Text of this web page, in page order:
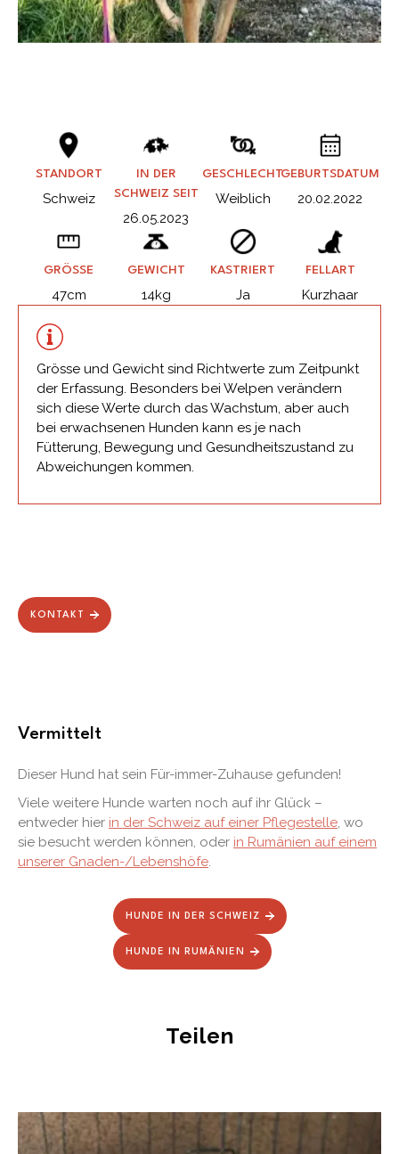
STANDORT
Schweiz
IN DER
SCHWEIZ SEIT
26.05.2023
GESCHLECHT
Weiblich
GEBURTSDATUM
20.02.2022
GRÖSSE
47cm
GEWICHT
14kg
KASTRIERT
Ja
FELLART
Kurzhaar
Grösse und Gewicht sind Richtwerte zum Zeitpunkt
der Erfassung. Besonders bei Welpen verändern
sich diese Werte durch das Wachstum, aber auch
bei erwachsenen Hunden kann es je nach
Fütterung, Bewegung und Gesundheitszustand zu
Abweichungen kommen.
KONTAKT
Vermittelt
Dieser Hund hat sein Für-immer-Zuhause gefunden!
Viele weitere Hunde warten noch auf ihr Glück –
entweder hier in der Schweiz auf einer Pflegestelle, wo
sie besucht werden können, oder in Rumänien auf einem
unserer Gnaden-/Lebenshöfe.
HUNDE IN DER SCHWEIZ
HUNDE IN RUMÄNIEN
Teilen